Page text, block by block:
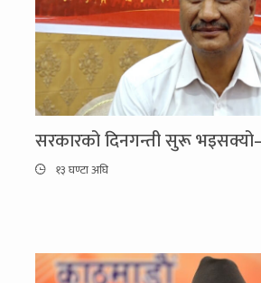
सरकारको दिनगन्ती सुरू
१३ घण्टा अघि